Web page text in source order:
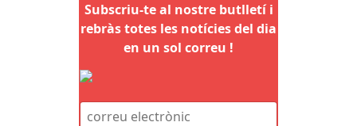
Subscriu-te al nostre butlletí i
rebràs totes les notícies del dia
en un sol correu !